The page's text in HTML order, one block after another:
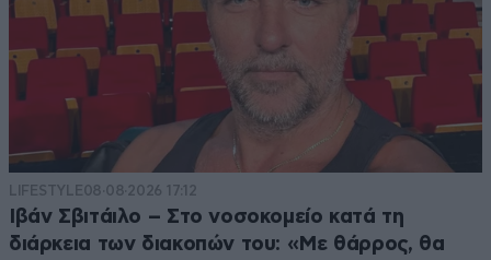
LIFESTYLE08·08·2026 17:12
Ιβάν Σβιτάιλο – Στο νοσοκομείο κατά τη
διάρκεια των διακοπών του: «Με θάρρος, θα